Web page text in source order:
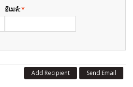
*
อีเมล์:
Send Email
Add Recipient